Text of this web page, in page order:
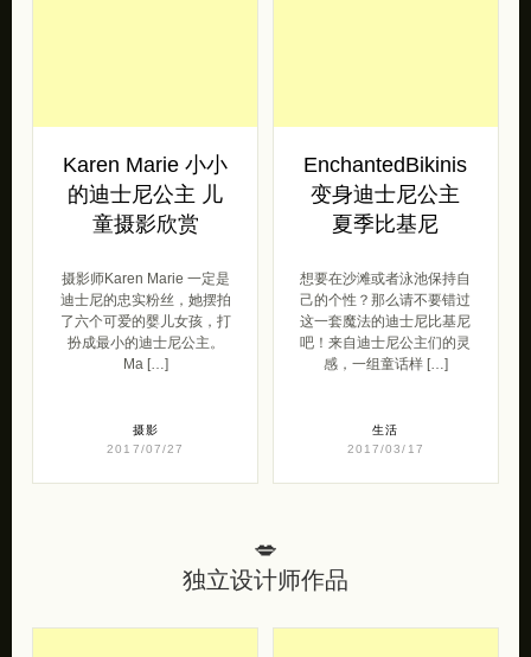
Karen Marie 小小
的迪士尼公主 儿
童摄影欣赏
摄影师Karen Marie 一定是
迪士尼的忠实粉丝，她摆拍
了六个可爱的婴儿女孩，打
扮成最小的迪士尼公主。
Ma […]
摄影
2017/07/27
EnchantedBikinis
变身迪士尼公主
夏季比基尼
想要在沙滩或者泳池保持自
己的个性？那么请不要错过
这一套魔法的迪士尼比基尼
吧！来自迪士尼公主们的灵
感，一组童话样 […]
生活
2017/03/17
💋
独立设计师作品